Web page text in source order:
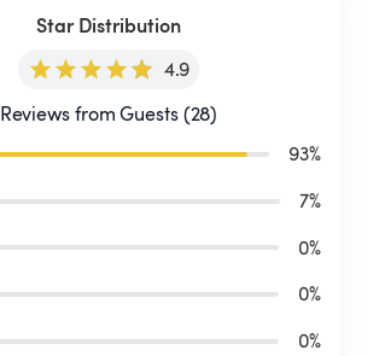
Star Distribution
4.9
Reviews from Guests (28)
93%
7%
0%
0%
0%